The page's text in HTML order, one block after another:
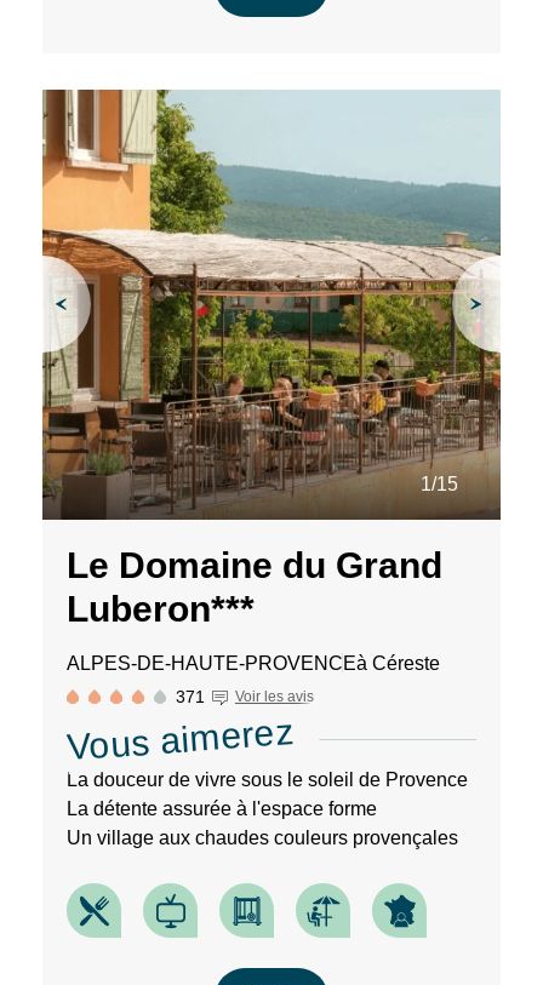
1/15
Le Domaine du Grand
Luberon***
ALPES-DE-HAUTE-PROVENCEà Céreste
371 Voir les avis
Vous aimerez
La douceur de vivre sous le soleil de Provence
La détente assurée à l'espace forme
Un village aux chaudes couleurs provençales